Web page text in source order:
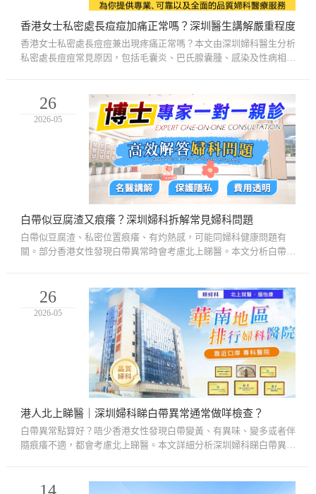
香港女士私密處長痘痘加痛正常嗎？深圳醫生講解嚴重程度
香港女士私密處長痘痘兼出現疼痛正常嗎？本文由深圳婦科醫生分析
私密處長痘痘常見原因，包括毛囊炎、巴氏腺囊腫、感染及性病相關
26
2026-05
白帶似豆腐渣又痕癢？深圳婦科拆解常見婦科問題
白帶似豆腐渣、私密位置痕癢、有灼熱感，可能同婦科健康問題有
關。部分香港女性發現白帶異常時會考慮北上睇醫。本文分析白帶似
26
2026-05
港人北上睇醫｜深圳婦科睇白帶異常通常做咩檢查？
白帶異常點算好？唔少香港女性發現白帶變黃、有異味、變多或者伴
隨痕癢不適，都會考慮北上睇醫。本文詳細分析深圳婦科睇白帶異常